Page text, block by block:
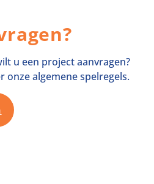
u een project aanvragen?
onze algemene spelregels.